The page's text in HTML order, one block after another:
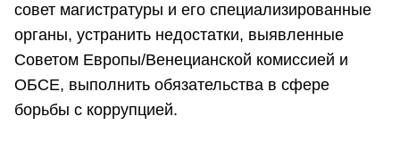
совет магистратуры и его специализированные
органы, устранить недостатки, выявленные
Советом Европы/Венецианской комиссией и
ОБСЕ, выполнить обязательства в сфере
борьбы с коррупцией.